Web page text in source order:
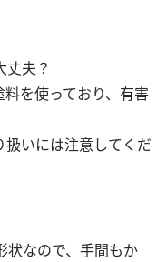
丈夫？
を使っており、有害
いには注意してくだ
なので、手間もか